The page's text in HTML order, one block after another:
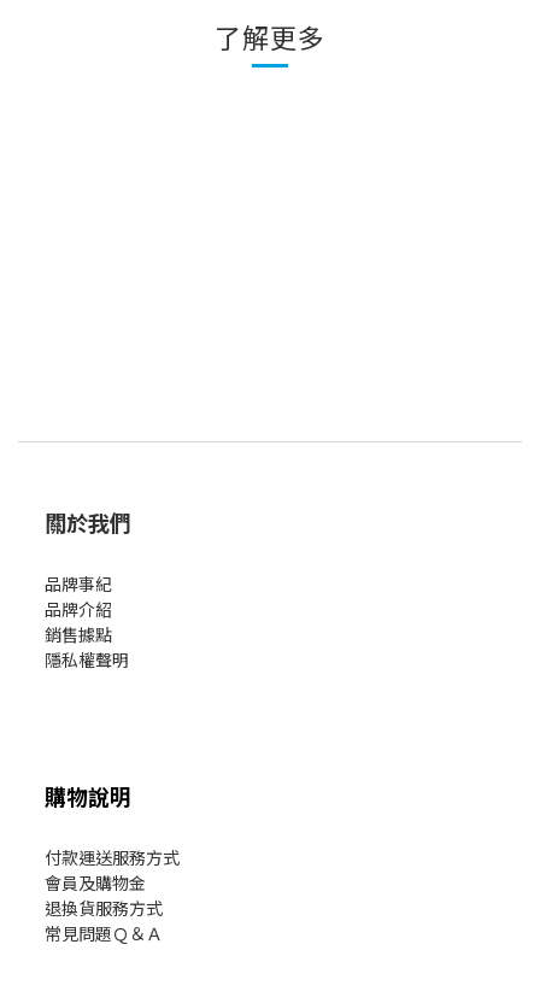
了解更多
關於我們
品牌事紀
品牌介紹
銷售據點
隱私權聲明
購物說明
付款運送服務方式
會員及購物金
退換貨服務方式
常見問題Ｑ＆Ａ